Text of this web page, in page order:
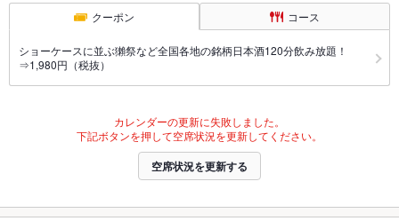
クーポン コース
ショーケースに並ぶ獺祭など全国各地の銘柄日本酒120分飲み放題！
⇒1,980円（税抜）
カレンダーの更新に失敗しました。
下記ボタンを押して空席状況を更新してください。
空席状況を更新する